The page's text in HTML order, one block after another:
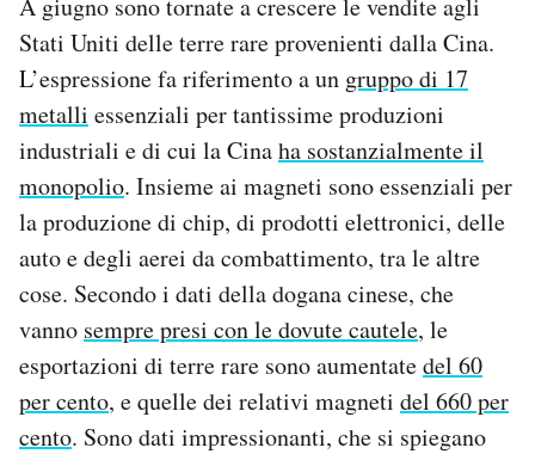
CALENDARIO
AREA PERSONALE
Area Personale
Newsletter
Notifiche mobile
Regala il Post
Hai bisogno di aiuto?
Esci
Stati Uniti delle terre rare provenienti dalla Cina.
L’espressione fa riferimento a un gruppo di 17
metalli essenziali per tantissime produzioni
industriali e di cui la Cinaha sostanzialmente il
monopolio. Insieme ai magneti sono essenziali per
la produzione di chip, di prodotti elettronici, delle
auto e degli aerei da combattimento, tra le altre
cose. Secondo i dati della dogana cinese, che
vanno sempre presi con le dovute cautele, le
esportazioni di terre rare sono aumentatedel 60
per cento, e quelle dei relativi magneti del 660 per
cento. Sono dati impressionanti, che si spiegano